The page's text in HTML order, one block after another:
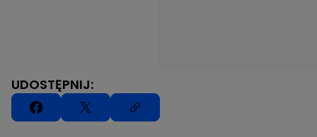
UDOSTĘPNIJ: